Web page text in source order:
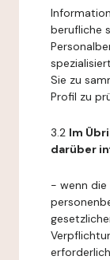
berufliche
Sie zu
Profil zu
3.2 Im
darüber
- wenn die